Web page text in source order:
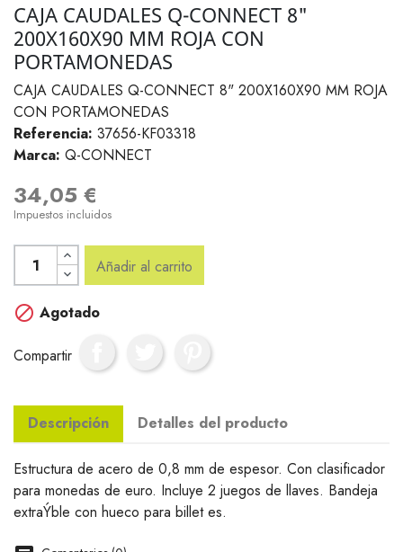
CAJA CAUDALES Q-CONNECT 8"
200X160X90 MM ROJA CON
PORTAMONEDAS
CAJA CAUDALES Q-CONNECT 8" 200X160X90 MM ROJA
CON PORTAMONEDAS
Referencia: 37656-KF03318
Marca: Q-CONNECT
34,05 €
Impuestos incluidos
Añadir al carrito
 Agotado
Compartir
Descripción Detalles del producto
Estructura de acero de 0,8 mm de espesor. Con clasificador
para monedas de euro. Incluye 2 juegos de llaves. Bandeja
extraÝble con hueco para billet es.